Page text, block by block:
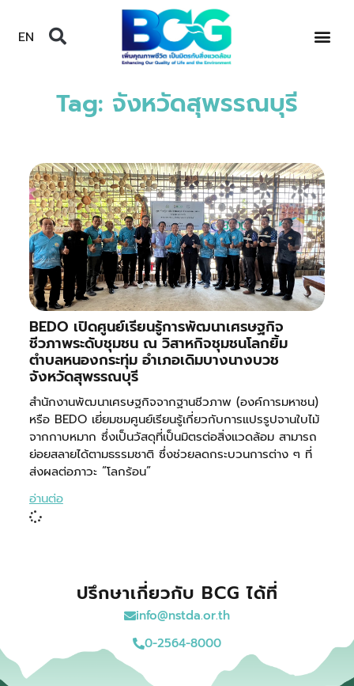
EN
Tag: จังหวัดสุพรรณบุรี
BEDO เปิดศูนย์เรียนรู้การพัฒนาเศรษฐกิจ
ชีวภาพระดับชุมชน ณ วิสาหกิจชุมชนโลกยิ้ม
ตำบลหนองกระทุ่ม อำเภอเดิมบางนางบวช
จังหวัดสุพรรณบุรี
สำนักงานพัฒนาเศรษฐกิจจากฐานชีวภาพ (องค์การมหาชน)
หรือ BEDO เยี่ยมชมศูนย์เรียนรู้เกี่ยวกับการแปรรูปจานใบไม้
จากกาบหมาก ซึ่งเป็นวัสดุที่เป็นมิตรต่อสิ่งแวดล้อม สามารถ
ย่อยสลายได้ตามธรรมชาติ ซึ่งช่วยลดกระบวนการต่าง ๆ ที่
ส่งผลต่อภาวะ “โลกร้อน”
อ่านต่อ
ปรึกษาเกี่ยวกับ BCG ได้ที่
info@nstda.or.th
0-2564-8000